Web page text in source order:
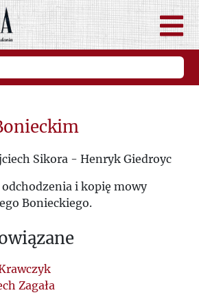
Sikora - Henryk Giedroyc
i kopię mowy
Bonieckiego.
Zagała